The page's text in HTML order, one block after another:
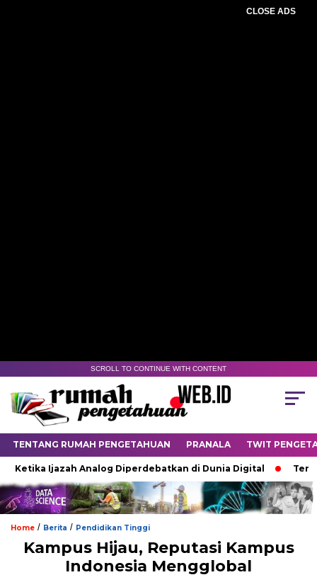
CLOSE ADS
SCROLL TO CONTINUE WITH CONTENT
TENTANG RUMAH PENGETAHUAN PRANALA TWIT
Ijazah Analog Diperdebatkan di Dunia Digital
Home / Berita / Pendidikan Tinggi
Kampus Hijau, Reputasi Kampus
Indonesia Mengglobal